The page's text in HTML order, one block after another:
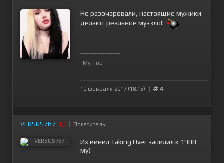
Не разочаровали, настоящие мужики
делают реальное муззло!!
--------------------
My Top
10 февраля 2017 (18:15) 4
VERSUS767 Посетитель
Их винил Taking Over запилил к 1988-
му)